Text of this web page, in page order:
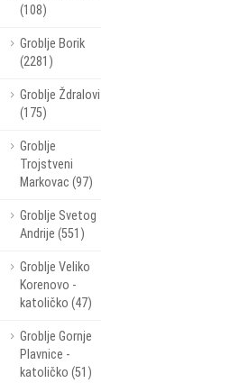
(108)
Groblje Borik
(2281)
Groblje Ždralovi
(175)
Groblje
Trojstveni
Markovac (97)
Groblje Svetog
Andrije (551)
Groblje Veliko
Korenovo -
katoličko (47)
Groblje Gornje
Plavnice -
katoličko (51)